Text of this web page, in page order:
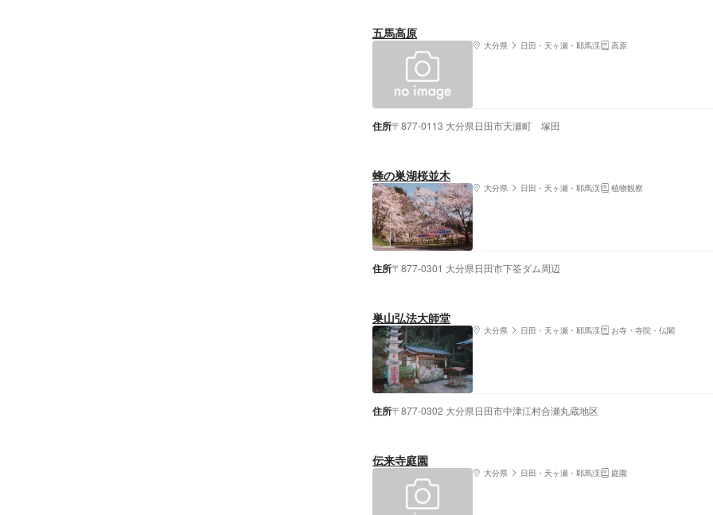
五馬高原
大分県 日田・天ヶ瀬・耶馬渓 高原
住所〒877-0113 大分県日田市天瀬町 塚田
蜂の巣湖桜並木
大分県 日田・天ヶ瀬・耶馬渓 植物観察
住所〒877-0301 大分県日田市下筌ダム周辺
巣山弘法大師堂
大分県 日田・天ヶ瀬・耶馬渓 お寺・寺院・仏閣
住所〒877-0302 大分県日田市中津江村合瀬丸蔵地区
伝来寺庭園
大分県 日田・天ヶ瀬・耶馬渓 庭園